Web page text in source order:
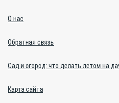
О нас
Обратная связь
Сад и огород: что делать летом на
Карта сайта